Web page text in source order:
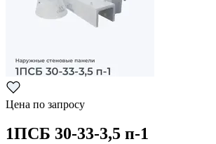
Цена по запросу
1ПСБ 30-33-3,5 п-1